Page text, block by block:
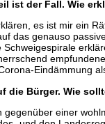
ist der Fall. Wie
es ist mir ein
das genauso
Eindämmung
die Bürger. Wie
einer